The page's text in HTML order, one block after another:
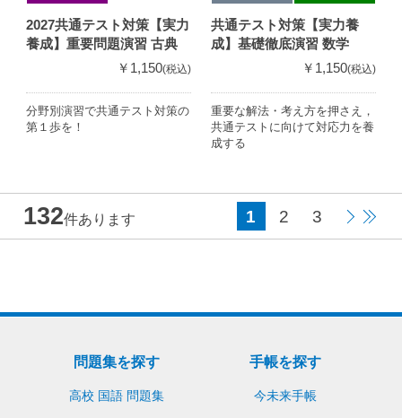
2027共通テスト対策【実力
養成】重要問題演習 古典
￥1,150(税込)
分野別演習で共通テスト対策の
第１歩を！
共通テスト対策【実力養
成】基礎徹底演習 数学
￥1,150(税込)
重要な解法・考え方を押さえ，
共通テストに向けて対応力を養
成する
132件あります 1 2 3
問題集を探す
高校 国語 問題集
手帳を探す
今未来手帳